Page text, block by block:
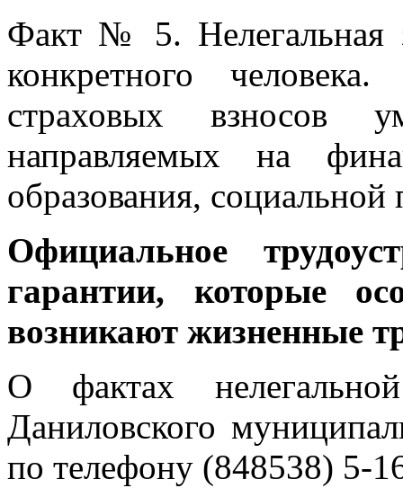
Факт № 5. Нелегальная
конкретного
страховых взносов
направляемых на
образования,
Официальное
гарантии, которые
возникают жизненные
О фактах
Даниловского
по телефону (848538) 5-